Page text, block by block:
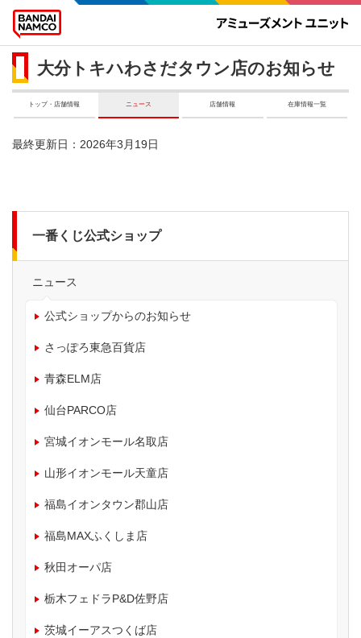
大分トキハわさだタウン店のお知らせ
トップ・店舗情報 ニュース 店舗情報 在庫情報一覧
最終更新日：2026年3月19日
一番くじ公式ショップ
ニュース
公式ショップからのお知らせ
さっぽろ東急百貨店
青森ELM店
仙台PARCO店
宮城イオンモール名取店
山形イオンモール天童店
福島イオンタウン郡山店
福島MAXふくしま店
秋田オーパ店
栃木フェドラP&D佐野店
茨城イーアスつくば店